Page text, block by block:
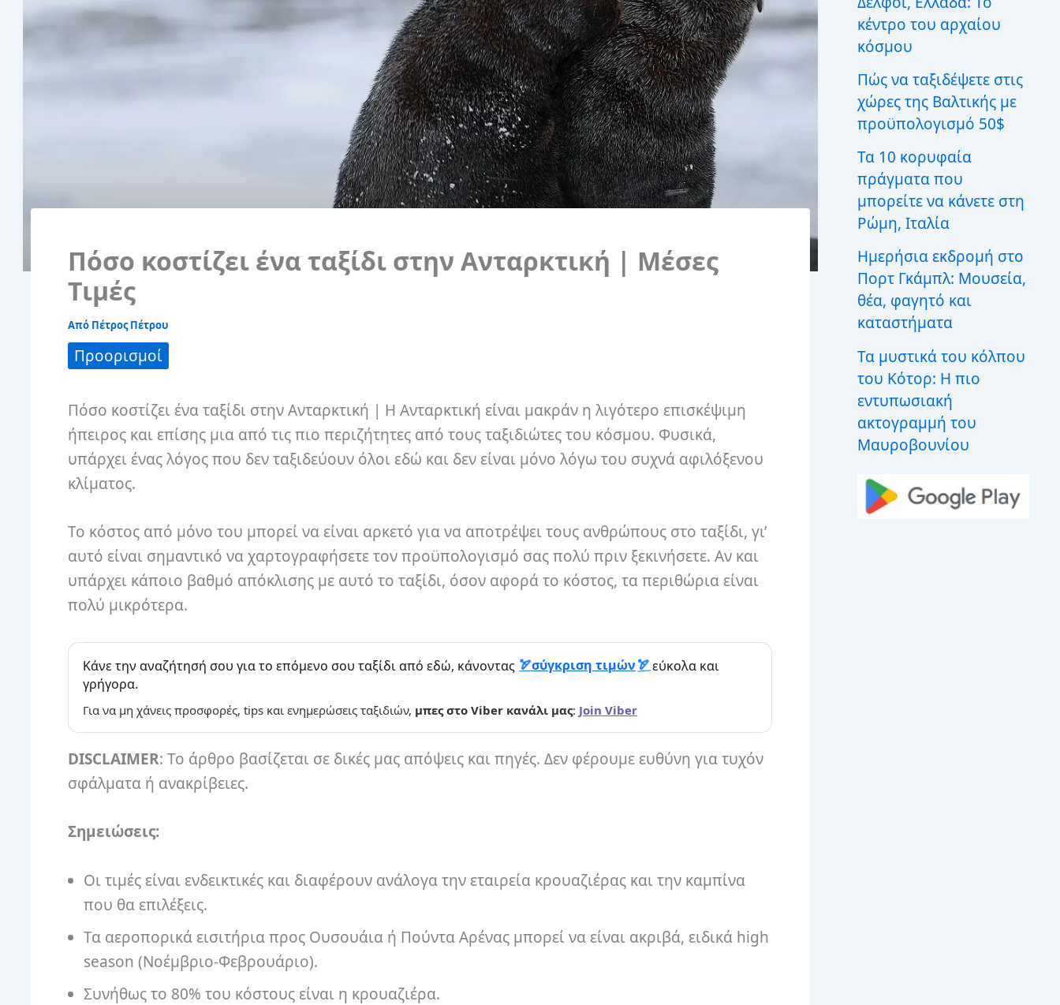
Πόσο κοστίζει ένα ταξίδι στην Ανταρκτική | Μέσες
Τιμές
Από Πέτρος Πέτρου
Προορισμοί
Πόσο κοστίζει ένα ταξίδι στην Ανταρκτική | Η Ανταρκτική είναι μακράν η λιγότερο επισκέψιμη
ήπειρος και επίσης μια από τις πιο περιζήτητες από τους ταξιδιώτες του κόσμου. Φυσικά,
υπάρχει ένας λόγος που δεν ταξιδεύουν όλοι εδώ και δεν είναι μόνο λόγω του συχνά αφιλόξενου
κλίματος.
Το κόστος από μόνο του μπορεί να είναι αρκετό για να αποτρέψει τους ανθρώπους στο ταξίδι, γι’
αυτό είναι σημαντικό να χαρτογραφήσετε τον προϋπολογισμό σας πολύ πριν ξεκινήσετε. Αν και
υπάρχει κάποιο βαθμό απόκλισης με αυτό το ταξίδι, όσον αφορά το κόστος, τα περιθώρια είναι
πολύ μικρότερα.
Κάνε την αναζήτησή σου για το επόμενο σου ταξίδι από εδώ, κάνοντας σύγκριση τιμών
εύκολα και
γρήγορα.
Για να μη χάνεις προσφορές, tips και ενημερώσεις ταξιδιών, μπες στο Viber κανάλι μας: Join Viber
DISCLAIMER: Το άρθρο βασίζεται σε δικές μας απόψεις και πηγές. Δεν φέρουμε ευθύνη για τυχόν
σφάλματα ή ανακρίβειες.
Σημειώσεις:
Οι τιμές είναι ενδεικτικές και διαφέρουν ανάλογα την εταιρεία κρουαζιέρας και την καμπίνα
που θα επιλέξεις.
Τα αεροπορικά εισιτήρια προς Ουσουάια ή Πούντα Αρένας μπορεί να είναι ακριβά, ειδικά high
season (Νοέμβριο-Φεβρουάριο).
Συνήθως το 80% του κόστους είναι η κρουαζιέρα.
ι
α
κέντρο του αρχαίου
κόσμου
Πώς να ταξιδέψετε στις
χώρες της Βαλτικής με
προϋπολογισμό 50$
Τα 10 κορυφαία
πράγματα που
μπορείτε να κάνετε στη
Ρώμη, Ιταλία
Ημερήσια εκδρομή στο
Πορτ Γκάμπλ: Μουσεία,
θέα, φαγητό και
καταστήματα
Τα μυστικά του κόλπου
του Κότορ: Η πιο
εντυπωσιακή
ακτογραμμή του
Μαυροβουνίου